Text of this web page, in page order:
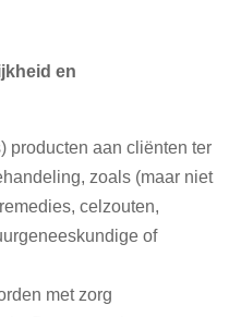
en
producten aan cliënten ter
zoals (maar niet
celzouten,
of
met zorg